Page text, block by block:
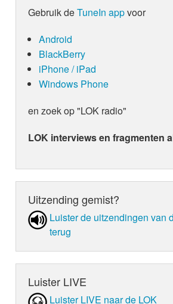
Gebruik deTuneIn appvoor
Android
BlackBerry
iPhone / iPad
Windows Phone
en zoek op "LOK radio"
LOK interviews en fragmenten
Uitzending gemist?
Luister de uit­zen­din­gen van
terug
Luister LIVE
Luister LIVE naar de LOK